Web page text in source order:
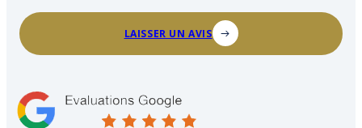
LAISSER UN AVIS